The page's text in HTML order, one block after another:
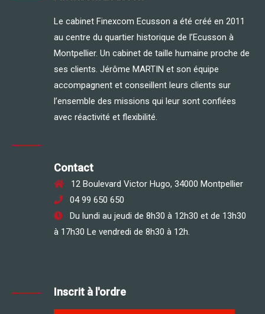
Le cabinet Finexcom Ecusson a été créé en 2011
au centre du quartier historique de l’Ecusson à
Montpellier. Un cabinet de taille humaine proche de
ses clients. Jérôme MARTIN et son équipe
accompagnent et conseillent leurs clients sur
l’ensemble des missions qui leur sont confiées
avec réactivité et flexibilité.
Contact
12 Boulevard Victor Hugo, 34000 Montpellier
04 99 650 650
Du lundi au jeudi de 8h30 à 12h30 et de 13h30
à 17h30 Le vendredi de 8h30 à 12h.
Inscrit à l'ordre